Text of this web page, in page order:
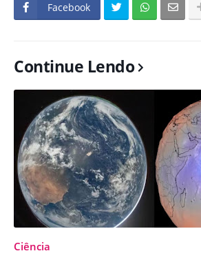
Facebook
Continue Lendo
Ciência